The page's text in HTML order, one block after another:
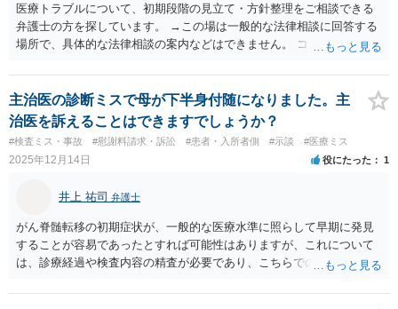
医療トラブルについて、初期段階の見立て・方針整理をご相談できる
弁護士の方を探しています。 →この場は一般的な法律相談に回答する
場所で、具体的な法律相談の案内などはできません。 ココナラ法律相
談の日程調整含めて個別にご連絡なさってください。
主治医の診断ミスで母が下半身付随になりました。主
治医を訴えることはできますでしょうか？
#検査ミス・事故 #慰謝料請求・訴訟 #患者・入所者側 #示談 #医療ミス
2025年12月14日 役にたった 1
井上 祐司 弁護士
がん脊髄転移の初期症状が、一般的な医療水準に照らして早期に発見
することが容易であったとすれば可能性はありますが、これについて
は、診療経過や検査内容の精査が必要であり、こちらでの一般的な相
士に早期に相談された方がよいと思います。